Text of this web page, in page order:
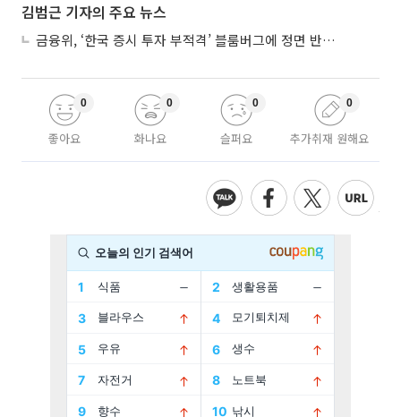
김범근 기자의 주요 뉴스
금융위, ‘한국 증시 투자 부적격’ 블룸버그에 정면 반박…“근거 불분명”
좋아요
0
화나요
0
슬퍼요
0
추가취재 원해요
0